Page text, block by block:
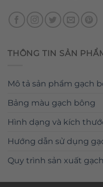
THÔNG TIN SẢN
Mô tả sản phẩm gạch
Bảng màu gạch bông
Hình dạng và kích
Hướng dẫn sử dụng
Quy trình sản xuất